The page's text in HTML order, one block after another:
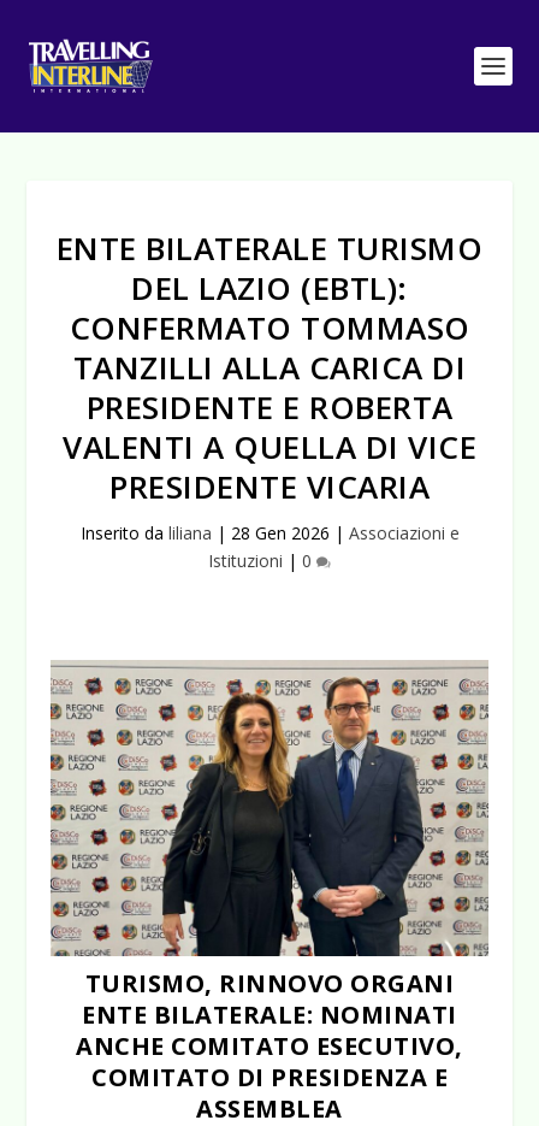
ENTE BILATERALE TURISMO
DEL LAZIO (EBTL):
CONFERMATO TOMMASO
TANZILLI ALLA CARICA DI
PRESIDENTE E ROBERTA
VALENTI A QUELLA DI VICE
PRESIDENTE VICARIA
Inserito da liliana | 28 Gen 2026 | Associazioni e
Istituzioni | 0
TURISMO, RINNOVO ORGANI
ENTE BILATERALE: NOMINATI
ANCHE COMITATO ESECUTIVO,
COMITATO DI PRESIDENZA E
ASSEMBLEA